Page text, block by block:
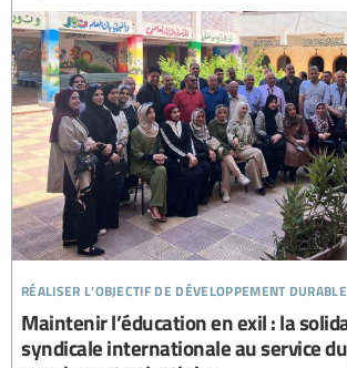
réaliser l’objectif de développement
Maintenir l’éducation en exil : la
syndicale internationale au service